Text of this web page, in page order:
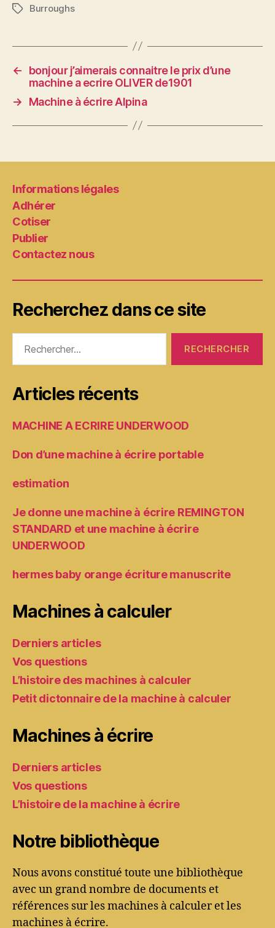
Étiquettes
Burroughs
←
bonjour j’aimerais connaitre le prix d’une
machine a ecrire OLIVER de1901
→
Machine à écrire Alpina
Informations légales
Adhérer
Cotiser
Publier
Contactez nous
Recherchez dans ce site
Articles récents
MACHINE A ECRIRE UNDERWOOD
Don d’une machine à écrire portable
estimation
Je donne une machine à écrire REMINGTON
STANDARD et une machine à écrire
UNDERWOOD
hermes baby orange écriture manuscrite
Machines à calculer
Derniers articles
Vos questions
L’histoire des machines à calculer
Petit dictonnaire de la machine à calculer
Machines à écrire
Derniers articles
Vos questions
L’histoire de la machine à écrire
Notre bibliothèque
Nous avons constitué toute une bibliothèque
avec un grand nombre de documents et
références sur les machines à calculer et les
machines à écrire.